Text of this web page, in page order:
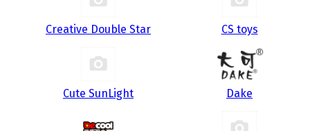
Creative Double Star CS toys
Cute SunLight Dake